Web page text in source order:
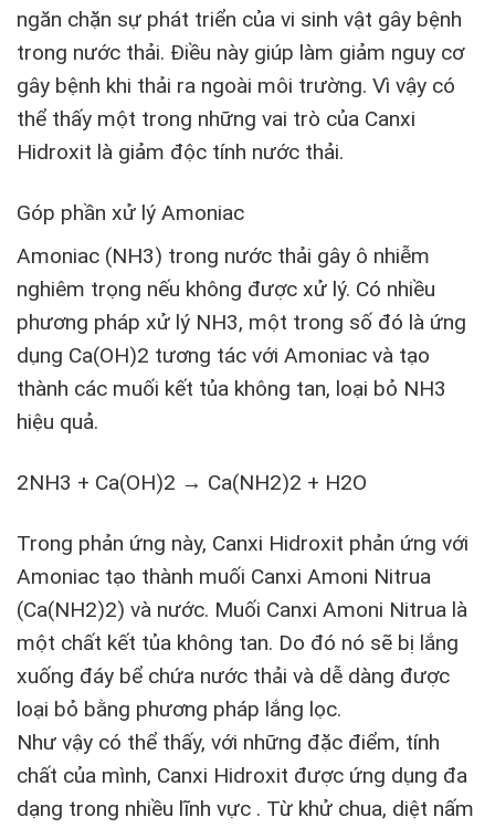
ngăn chặn sự phát triển của vi sinh vật gây bệnh
trong nước thải. Điều này giúp làm giảm nguy cơ
gây bệnh khi thải ra ngoài môi trường. Vì vậy có
thể thấy một trong những vai trò của Canxi
Hidroxit là giảm độc tính nước thải.
Góp phần xử lý Amoniac
Amoniac (NH3) trong nước thải gây ô nhiễm
nghiêm trọng nếu không được xử lý. Có nhiều
phương pháp xử lý NH3, một trong số đó là ứng
dụng Ca(OH)2 tương tác với Amoniac và tạo
thành các muối kết tủa không tan, loại bỏ NH3
hiệu quả.
2NH3 + Ca(OH)2 → Ca(NH2)2 + H2O
Trong phản ứng này, Canxi Hidroxit phản ứng với
Amoniac tạo thành muối Canxi Amoni Nitrua
(Ca(NH2)2) và nước. Muối Canxi Amoni Nitrua là
một chất kết tủa không tan. Do đó nó sẽ bị lắng
xuống đáy bể chứa nước thải và dễ dàng được
loại bỏ bằng phương pháp lắng lọc.
Như vậy có thể thấy, với những đặc điểm, tính
chất của mình, Canxi Hidroxit được ứng dụng đa
dạng trong nhiều lĩnh vực . Từ khử chua, diệt nấm